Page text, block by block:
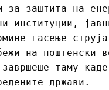
за заштита на
институции,
гасење
на поштенски
таму
држави.